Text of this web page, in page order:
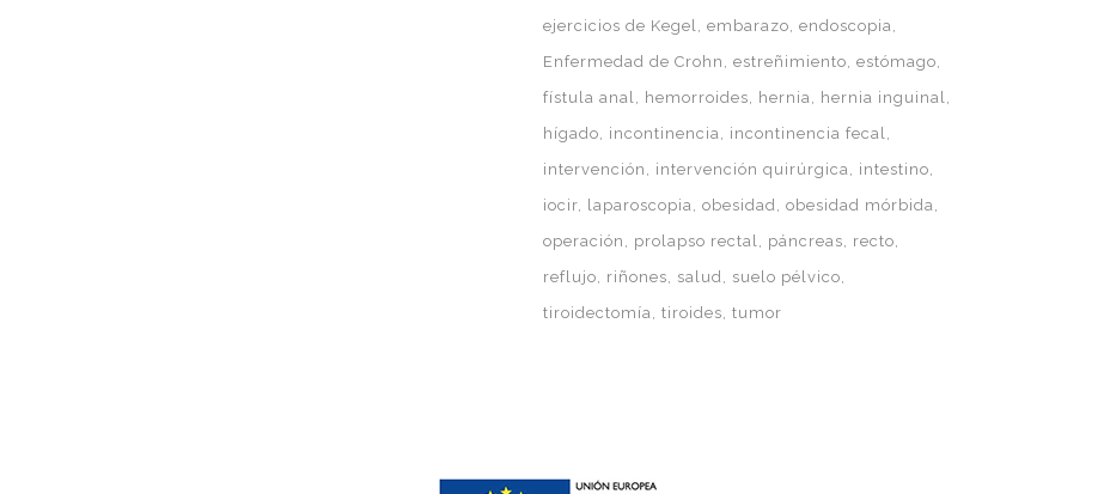
ejercicios de Kegel
embarazo
endoscopia
Enfermedad de Crohn
estreñimiento
estómago
fístula anal
hemorroides hernia
hernia inguinal
hígado
incontinencia
incontinencia fecal
intervención
intervención quirúrgica
intestino
iocir laparoscopia obesidad
obesidad mórbida
operación
prolapso rectal páncreas
recto
reflujo
riñones salud
suelo pélvico
tiroidectomía
tiroides tumor